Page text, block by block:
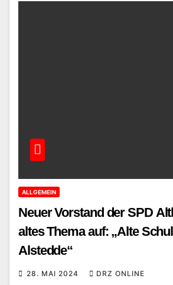
ALLGEMEIN
Neuer Vorstand der SPD
altes Thema auf: „Alte
Alstedde“
28. MAI 2024 DRZ ONLINE